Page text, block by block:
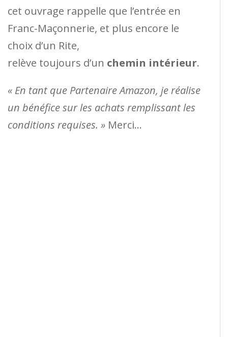
cet ouvrage rappelle que l’entrée en
Franc-Maçonnerie, et plus encore le
choix d’un Rite,
relève toujours d’un chemin intérieur.
« En tant que Partenaire Amazon, je réalise
un bénéfice sur les achats remplissant les
conditions requises. » Merci…